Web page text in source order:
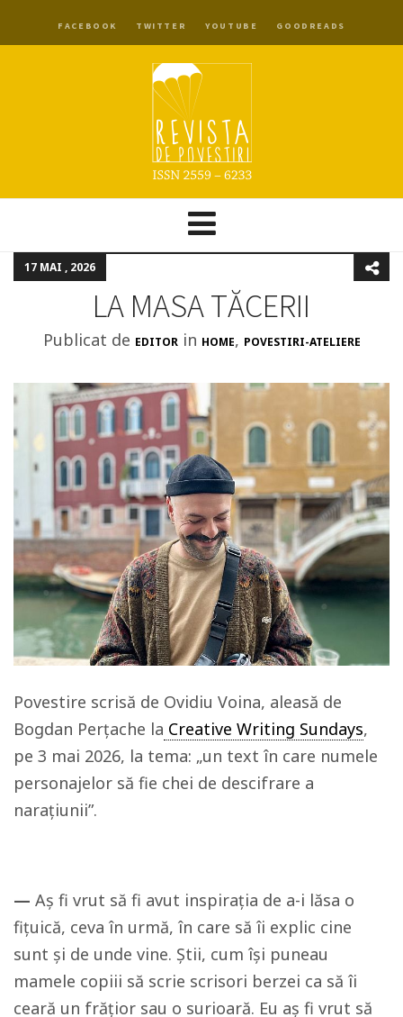
FACEBOOK TWITTER YOUTUBE GOODREADS
17 MAI , 2026
LA MASA TĂCERII
Publicat de EDITOR in HOME, POVESTIRI-ATELIERE
Povestire scrisă de Ovidiu Voina, aleasă de
Bogdan Perțache la Creative Writing Sundays,
pe 3 mai 2026, la tema: „un text în care numele
personajelor să fie chei de descifrare a
narațiunii”.
— Aș fi vrut să fi avut inspirația de a-i lăsa o
fițuică, ceva în urmă, în care să îi explic cine
sunt și de unde vine. Știi, cum își puneau
mamele copiii să scrie scrisori berzei ca să îi
ceară un frățior sau o surioară. Eu aș fi vrut să